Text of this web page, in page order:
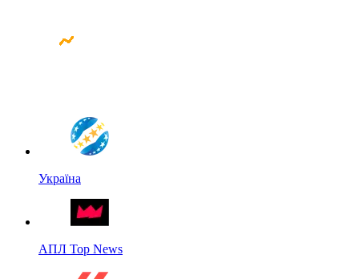
Україна
АПЛ Top News